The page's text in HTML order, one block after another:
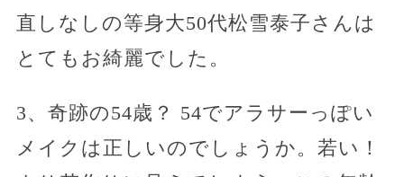
直しなしの等身大50代松雪泰子さんは
とてもお綺麗でした。
3、奇跡の54歳？ 54でアラサーっぽい
メイクは正しいのでしょうか。若い！